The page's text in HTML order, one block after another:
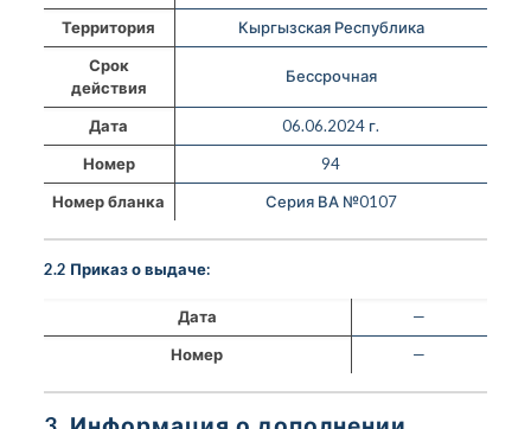
Территория
Кыргызская Республика
Срок
действия
Бессрочная
Дата
06.06.2024 г.
Номер
94
Номер бланка
Серия ВА №0107
2.2 Приказ о выдаче:
Дата
—
Номер
—